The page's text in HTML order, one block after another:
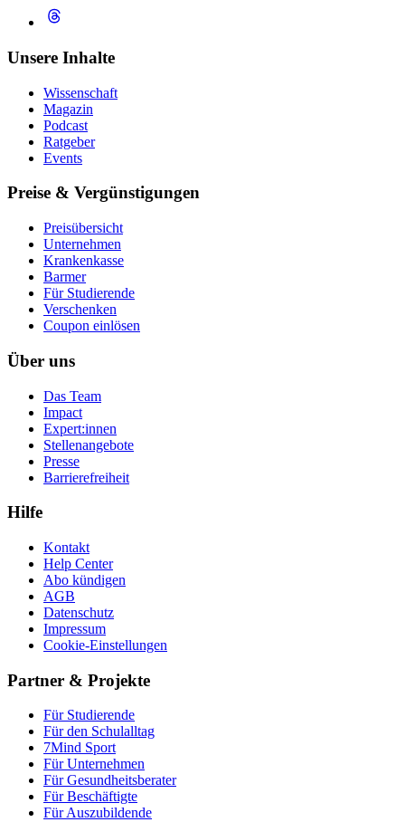
Unsere Inhalte
Wissenschaft
Magazin
Podcast
Ratgeber
Events
Preise & Vergünstigungen
Preisübersicht
Unternehmen
Krankenkasse
Barmer
Für Studierende
Ver­schen­ken
Coupon einlösen
Über uns
Das Team
Impact
Expert:innen
Stellenangebote
Presse
Barrierefreiheit
Hilfe
Kontakt
Help Center
Abo kündigen
AGB
Datenschutz
Impressum
Cookie-Einstellungen
Partner & Projekte
Für Stu­die­rende
Für den Schulalltag
7Mind Sport
Für Unter­neh­men
Für Gesund­heits­be­ra­ter
Für Beschäftigte
Für Auszubildende